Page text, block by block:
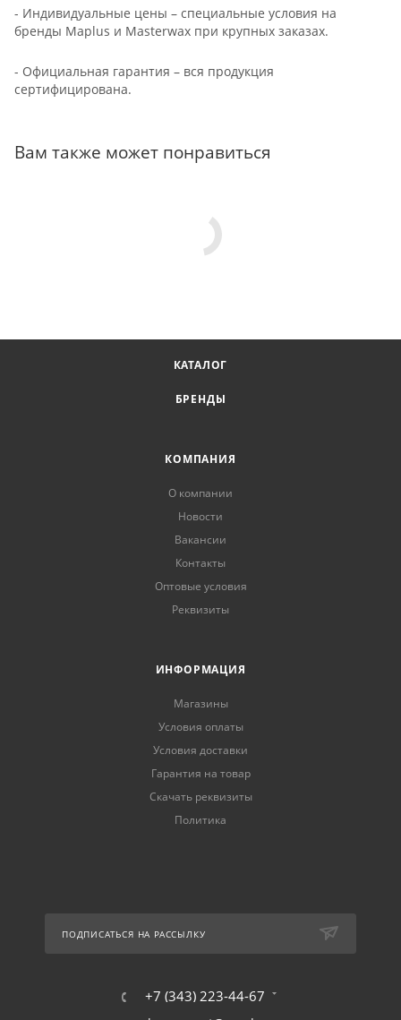
- Индивидуальные цены – специальные условия на
бренды Maplus и Masterwax при крупных заказах.
- Официальная гарантия – вся продукция
сертифицирована.
Вам также может понравиться
КАТАЛОГ
БРЕНДЫ
КОМПАНИЯ
О компании
Новости
Вакансии
Контакты
Оптовые условия
Реквизиты
ИНФОРМАЦИЯ
Магазины
Условия оплаты
Условия доставки
Гарантия на товар
Скачать реквизиты
Политика
ПОДПИСАТЬСЯ НА РАССЫЛКУ
+7 (343) 223-44-67